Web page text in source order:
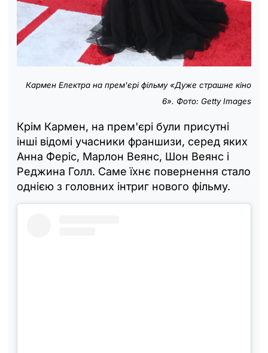
Кармен Електра на прем'єрі фільму «Дуже страшне кіно
6». Фото: Getty Images
Крім Кармен, на прем'єрі були присутні
інші відомі учасники франшизи, серед яких
Анна Феріс, Марлон Веянс, Шон Веянс і
Реджина Голл. Саме їхнє повернення стало
однією з головних інтриг нового фільму.